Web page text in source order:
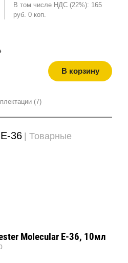
В том числе НДС (22%): 165
руб. 0 коп.
В корзину
(7)
36 | Товарные
Molecular E-36, 10мл